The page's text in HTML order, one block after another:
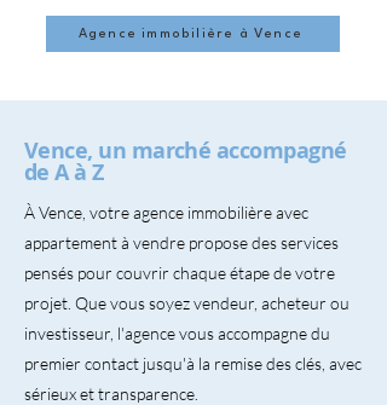
Agence immobilière à Vence
Vence, un marché accompagné
de A à Z
À Vence, votre agence immobilière avec
appartement à vendre propose des services
pensés pour couvrir chaque étape de votre
projet. Que vous soyez vendeur, acheteur ou
investisseur, l'agence vous accompagne du
premier contact jusqu'à la remise des clés, avec
sérieux et transparence.